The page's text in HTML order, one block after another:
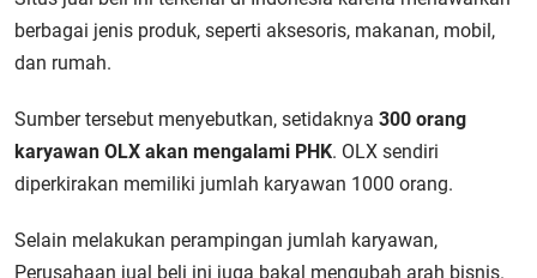
berbagai jenis produk, seperti aksesoris, makanan, mobil,
dan rumah.
Sumber tersebut menyebutkan, setidaknya 300 orang
karyawan OLX akan mengalami PHK. OLX sendiri
diperkirakan memiliki jumlah karyawan 1000 orang.
Selain melakukan perampingan jumlah karyawan,
Perusahaan jual beli ini juga bakal mengubah arah bisnis.